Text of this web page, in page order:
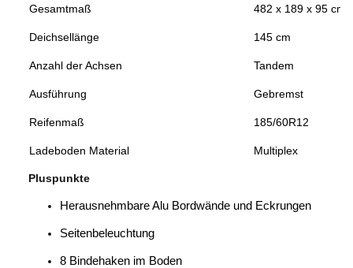
Gesamtmaß 482 x 189 x 95 cm
Deichsellänge 145 cm
Anzahl der Achsen Tandem
Ausführung Gebremst
Reifenmaß 185/60R12
Ladeboden Material Multiplex
Pluspunkte
Herausnehmbare Alu Bordwände und Eckrungen
Seitenbeleuchtung
8 Bindehaken im Boden